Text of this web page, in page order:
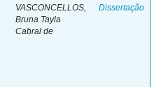
VASCONCELLOS,
Bruna Tayla
Cabral de
Dissertação